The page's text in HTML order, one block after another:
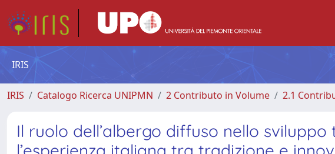
IRIS
IRIS Catalogo Ricerca UNIPMN 2 Contributo in Volume 2.1
Il ruolo dell’albergo diffuso nello